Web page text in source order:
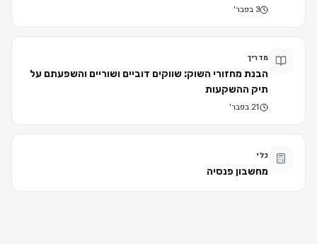
3 בפבר׳
מדריך
הבנת מחזורי השוק: שווקים דוביים ושוריים והשפעתם על
תיק ההשקעות
21 בפבר׳
כלי
מחשבון פנסיה